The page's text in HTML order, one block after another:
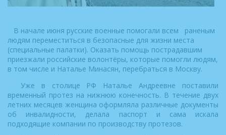
В начале июня русские военные помогали всем раненым
людям переместиться в безопасные для жизни места
(специальные палатки). Оказать помощь пострадавшим
приезжали российские волонтёры, которые помогли людям,
в том числе и Наталье Минасян, перебраться в Москву.
Уже в столице РФ Наталье Андреевне поставили
временный протез на нижнюю конечность. В течение двух
летних месяцев женщина оформляла различные документы
об инвалидности, делала паспорт и сама искала
подходящие компании по производству протезов.